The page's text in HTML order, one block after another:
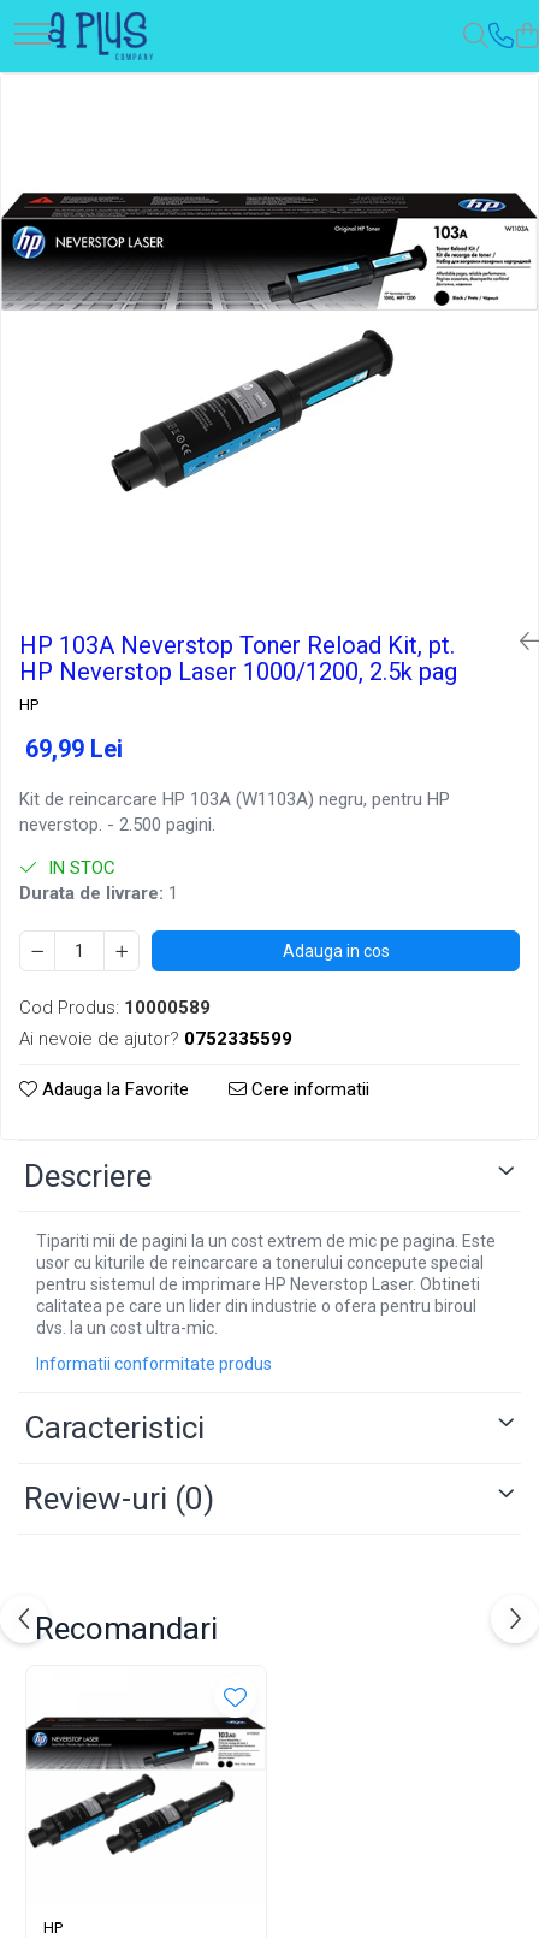
HP 103A Neverstop Toner Reload Kit, pt.
HP Neverstop Laser 1000/1200, 2.5k pag
HP
69,99 Lei
Kit de reincarcare HP 103A (W1103A) negru, pentru HP
neverstop. - 2.500 pagini.
IN STOC
Durata de livrare: 1
Adauga in cos
Cod Produs: 10000589
Ai nevoie de ajutor? 0752335599
Adauga la Favorite Cere informatii
Descriere
Tipariti mii de pagini la un cost extrem de mic pe pagina. Este
usor cu kiturile de reincarcare a tonerului concepute special
pentru sistemul de imprimare HP Neverstop Laser. Obtineti
calitatea pe care un lider din industrie o ofera pentru biroul
dvs. la un cost ultra-mic.
Informatii conformitate produs
Caracteristici
Review-uri (0)
Recomandari
HP